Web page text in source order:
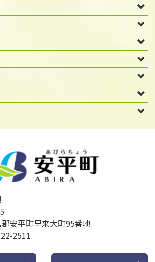
安平町早来大町95番地
2511